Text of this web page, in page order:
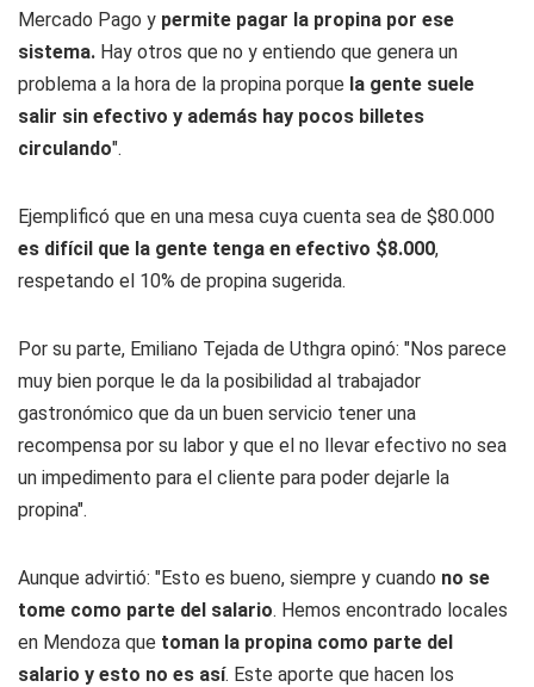
Mercado Pago y permite pagar la propina por ese
sistema. Hay otros que no y entiendo que genera un
problema a la hora de la propina porque la gente suele
salir sin efectivo y además hay pocos billetes
circulando".
Ejemplificó que en una mesa cuya cuenta sea de $80.000
es difícil que la gente tenga en efectivo $8.000,
respetando el 10% de propina sugerida.
Por su parte, Emiliano Tejada de Uthgra opinó: "Nos parece
muy bien porque le da la posibilidad al trabajador
gastronómico que da un buen servicio tener una
recompensa por su labor y que el no llevar efectivo no sea
un impedimento para el cliente para poder dejarle la
propina".
Aunque advirtió: "Esto es bueno, siempre y cuando no se
tome como parte del salario. Hemos encontrado locales
en Mendoza que toman la propina como parte del
salario y esto no es así. Este aporte que hacen los